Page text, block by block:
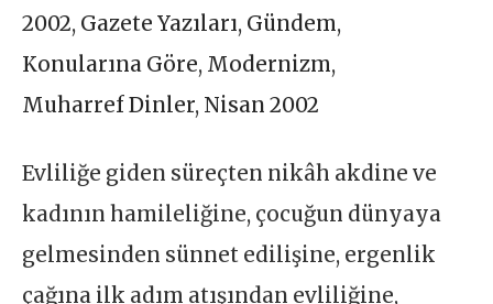
2002, Gazete Yazıları, Gündem,
Konularına Göre, Modernizm,
Muharref Dinler, Nisan 2002
Evliliğe giden süreçten nikâh akdine ve
kadının hamileliğine, çocuğun dünyaya
gelmesinden sünnet edilişine, ergenlik
çağına ilk adım atışından evliliğine,